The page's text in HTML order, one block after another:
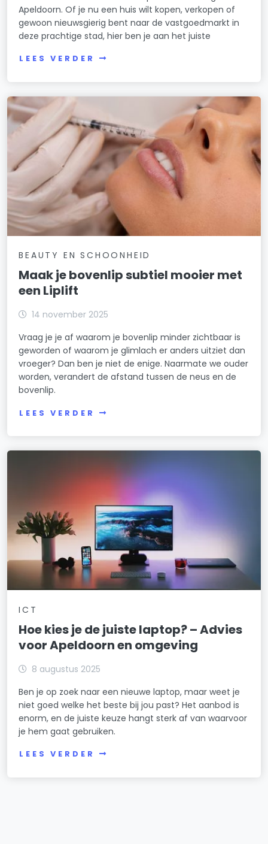
Apeldoorn. Of je nu een huis wilt kopen, verkopen of
gewoon nieuwsgierig bent naar de vastgoedmarkt in
deze prachtige stad, hier ben je aan het juiste
LEES VERDER
BEAUTY EN SCHOONHEID
Maak je bovenlip subtiel mooier met
een Liplift
14 november 2025
Vraag je je af waarom je bovenlip minder zichtbaar is
geworden of waarom je glimlach er anders uitziet dan
vroeger? Dan ben je niet de enige. Naarmate we ouder
worden, verandert de afstand tussen de neus en de
bovenlip.
LEES VERDER
ICT
Hoe kies je de juiste laptop? – Advies
voor Apeldoorn en omgeving
8 augustus 2025
Ben je op zoek naar een nieuwe laptop, maar weet je
niet goed welke het beste bij jou past? Het aanbod is
enorm, en de juiste keuze hangt sterk af van waarvoor
je hem gaat gebruiken.
LEES VERDER